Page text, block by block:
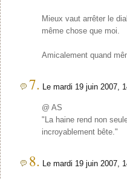
Mieux vaut arrêter le
même chose que moi.
Amicalement quand
7. Le mardi 19 juin 2007,
@ AS
"La haine rend non
incroyablement bête."
8. Le mardi 19 juin 2007,